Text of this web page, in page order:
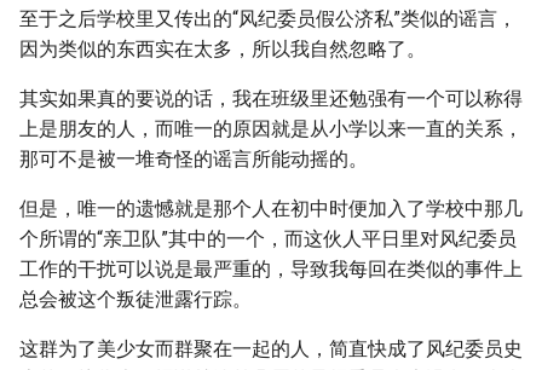
至于之后学校里又传出的“风纪委员假公济私”类似的谣言，
因为类似的东西实在太多，所以我自然忽略了。
其实如果真的要说的话，我在班级里还勉强有一个可以称得
上是朋友的人，而唯一的原因就是从小学以来一直的关系，
那可不是被一堆奇怪的谣言所能动摇的。
但是，唯一的遗憾就是那个人在初中时便加入了学校中那几
个所谓的“亲卫队”其中的一个，而这伙人平日里对风纪委员
工作的干扰可以说是最严重的，导致我每回在类似的事件上
总会被这个叛徒泄露行踪。
这群为了美少女而群聚在一起的人，简直快成了风纪委员史